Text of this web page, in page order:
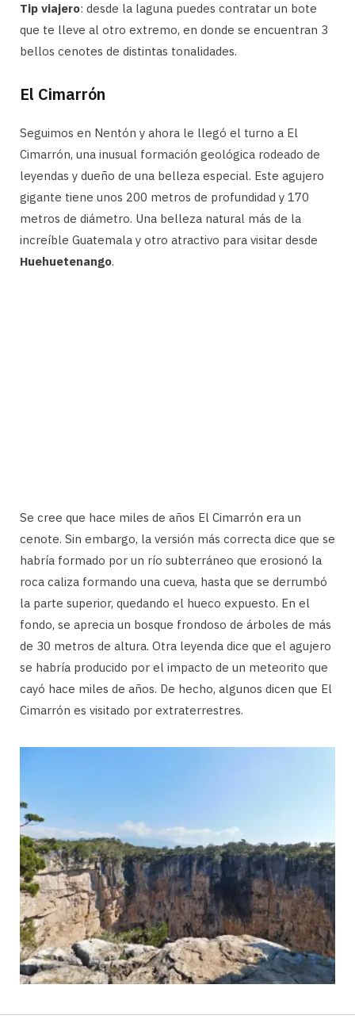
Tip viajero: desde la laguna puedes contratar un bote
que te lleve al otro extremo, en donde se encuentran 3
bellos cenotes de distintas tonalidades.
El Cimarrón
Seguimos en Nentón y ahora le llegó el turno a El
Cimarrón, una inusual formación geológica rodeado de
leyendas y dueño de una belleza especial. Este agujero
gigante tiene unos 200 metros de profundidad y 170
metros de diámetro. Una belleza natural más de la
increíble Guatemala y otro atractivo para visitar desde
Huehuetenango.
Se cree que hace miles de años El Cimarrón era un
cenote. Sin embargo, la versión más correcta dice que se
habría formado por un río subterráneo que erosionó la
roca caliza formando una cueva, hasta que se derrumbó
la parte superior, quedando el hueco expuesto. En el
fondo, se aprecia un bosque frondoso de árboles de más
de 30 metros de altura. Otra leyenda dice que el agujero
se habría producido por el impacto de un meteorito que
cayó hace miles de años. De hecho, algunos dicen que El
Cimarrón es visitado por extraterrestres.